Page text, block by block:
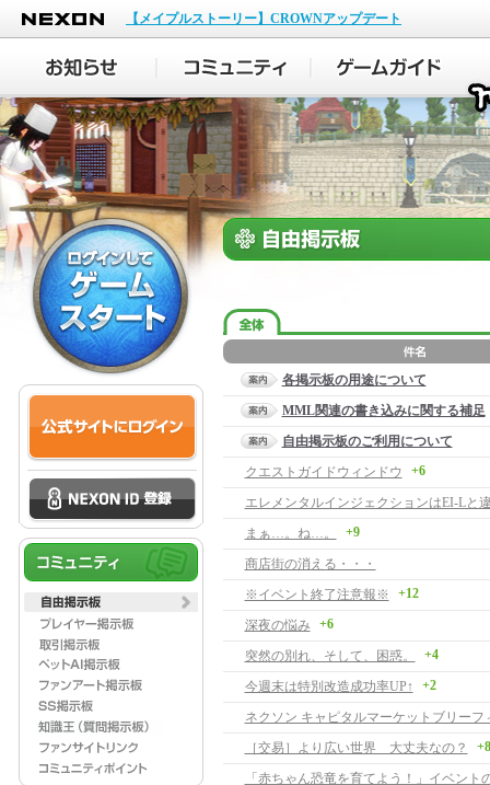
NEXON
【メイプルストーリー】CROWNアップデート
各掲示板の用途について
MML関連の書き込みに関する補足
自由掲示板のご利用について
クエストガイドウィンドウ
+6
まぁ…。ね…。 +9
商店街の消える・・・
※イベント終了注意報※
+12
深夜の悩み +6
突然の別れ、そして、困惑。 +4
今週末は特別改造成功率UP↑ +2
［交易］より広い世界 大丈夫なの？ +8
「赤ちゃん恐竜を育てよう！」イベント